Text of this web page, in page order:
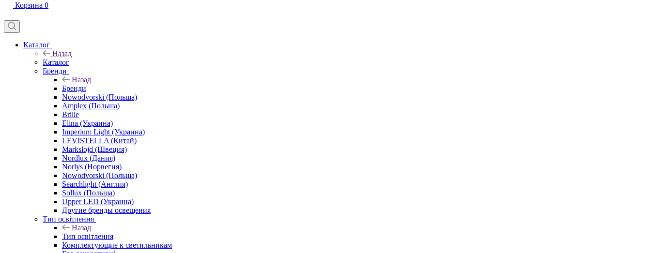
Корзина 0
Каталог
Назад
Каталог
Бренди
Назад
Бренди
Nowodvorski (Польша)
Amplex (Польша)
Brille
Elina (Украина)
Imperium Light (Украина)
LEVISTELLA (Китай)
Markslojd (Швеция)
Nordlux (Дания)
Norlys (Норвегия)
Nowodvorski (Польша)
Searchlight (Англия)
Sollux (Польша)
Upper LED (Украина)
Другие бренды освещения
Тип освітлення
Назад
Тип освітлення
Комплектующие к светильникам